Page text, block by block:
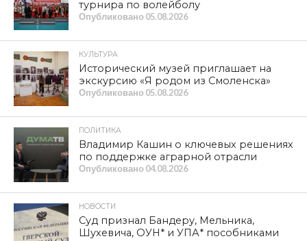
SHARE TWEET SHARE SHARE
В прокуратуре Смоленской области
подведены итоги работы за первое
полугодие 2026 года
Верховный Суд РФ: принуждение к
электронному голосованию — это
преступление
Статистика преступлений в
Смоленской области за четыре
месяца текущего года